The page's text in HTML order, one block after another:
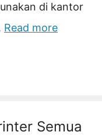
di kantor
Read more
Semua